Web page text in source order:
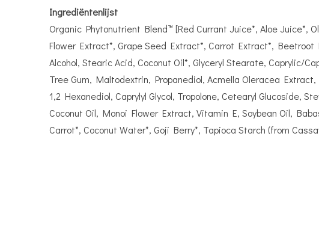
Ingrediëntenlijst
Organic Phytonutrient Blend™ [Red Currant Juice*, Aloe
Flower Extract*, Grape Seed Extract*, Carrot Extract*,
Alcohol, Stearic Acid, Coconut Oil*, Glyceryl Stearate, Caprylic/
Tree Gum, Maltodextrin, Propanediol, Acmella Oleracea
1,2 Hexanediol, Caprylyl Glycol, Tropolone, Cetearyl Glucoside,
Coconut Oil, Monoi Flower Extract, Vitamin E, Soybean Oil,
Carrot*, Coconut Water*, Goji Berry*, Tapioca Starch (from